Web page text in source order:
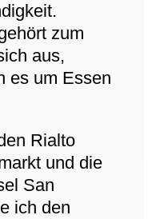
zum
aus,
es um Essen
Rialto
und die
San
ich den